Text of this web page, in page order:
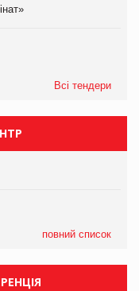
Всі тендери
повний список